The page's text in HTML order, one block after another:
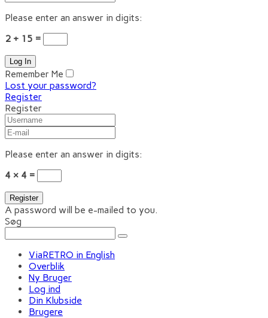
Please enter an answer in digits:
2 + 15 =
Remember Me
Lost your password?
Register
Register
Please enter an answer in digits:
4 × 4 =
A password will be e-mailed to you.
Søg
ViaRETRO in English
Overblik
Ny Bruger
Log ind
Din Klubside
Brugere